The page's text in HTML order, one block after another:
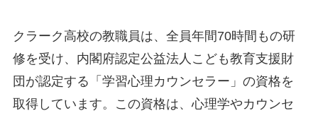
クラーク高校の教職員は、全員年間70時間もの研
修を受け、内閣府認定公益法人こども教育支援財
団が認定する「学習心理カウンセラー」の資格を
取得しています。この資格は、心理学やカウンセ